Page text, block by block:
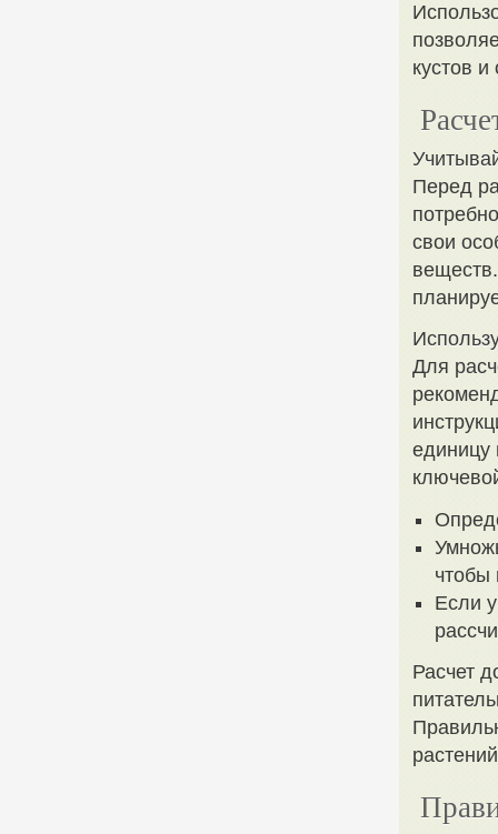
кустов
Перед
свои
Для
единицу
чтобы
Если
Расчет